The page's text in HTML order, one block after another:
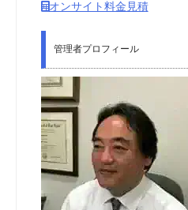
オンサイト料金見積
管理者プロフィール